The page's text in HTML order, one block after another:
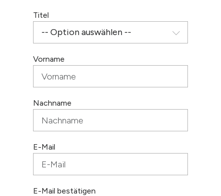
Titel
Vorname
Nachname
E-Mail
E-Mail bestätigen